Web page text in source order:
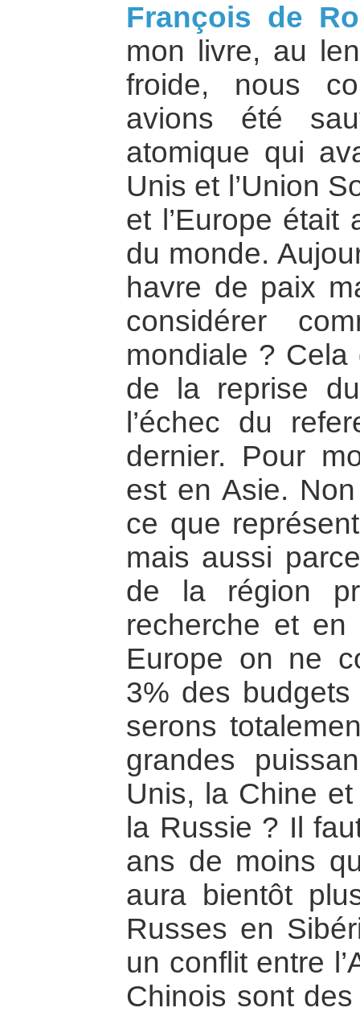
François de
mon livre, au
froide, nous
avions été
atomique qui
Unis et l’Union
et l’Europe était
du monde.
havre de paix
considérer
mondiale ?
de la reprise
l’échec du
dernier. Pour
est en Asie.
ce que
mais aussi
de la région
recherche et
Europe on ne
3% des
serons
grandes
Unis, la Chine
la Russie ? Il
ans de moins
aura bientôt
Russes en
un conflit entre
Chinois sont